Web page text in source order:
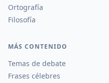
Ortografía
Filosofía
MÁS CONTENIDO
Temas de debate
Frases célebres